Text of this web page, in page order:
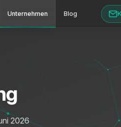
Unternehmen Blog
2026